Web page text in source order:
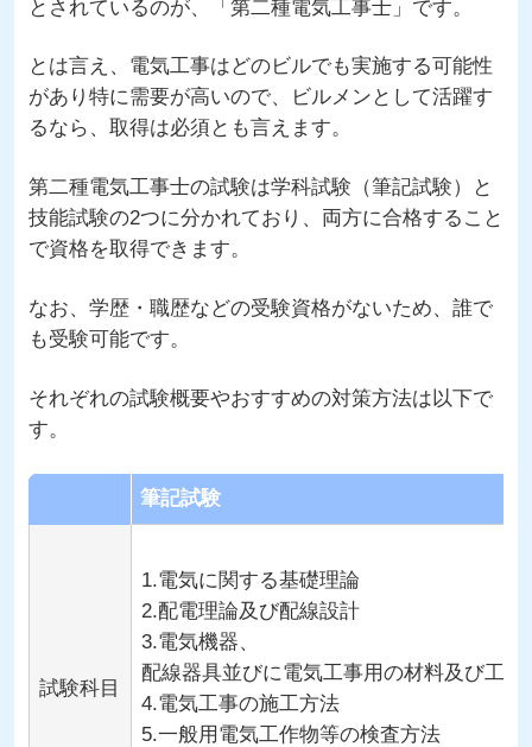
とされているのが、「第二種電気工事士」です。
とは言え、電気工事はどのビルでも実施する可能性
があり特に需要が高いので、ビルメンとして活躍す
るなら、取得は必須とも言えます。
第二種電気工事士の試験は学科試験（筆記試験）と
技能試験の2つに分かれており、両方に合格すること
で資格を取得できます。
なお、学歴・職歴などの受験資格がないため、誰で
も受験可能です。
それぞれの試験概要やおすすめの対策方法は以下で
す。
筆記試験
試験科目
1.電気に関する基礎理論
2.配電理論及び配線設計
3.電気機器、
配線器具並びに電気工事用の材料及び工具
4.電気工事の施工方法
5.一般用電気工作物等の検査方法